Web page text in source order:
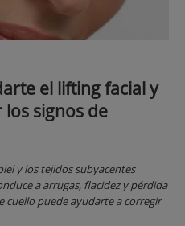
el lifting facial y
signos de
y los tejidos subyacentes
a arrugas, flacidez y pérdida
cuello puede ayudarte a corregir